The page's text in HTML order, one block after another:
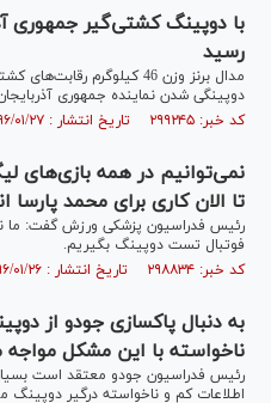
با دوپینگ کشتی‌گیر جمهوری
رسید
مدال برنز وزن 46 کیلوگرم
دوپینگی شدن نماینده جمهوری
کد خبر: ۲۹۹۲۴۵ تاریخ انتشار : ۱۳۹۶/۰۱/۲۷
نمی‌توانیم در همه بازی‌های
تا الان کاری برای محمد پارسا
رئیس فدراسیون پزشکی ورزش گفت: ما
فوتبال تست دوپینگ بگیریم.
کد خبر: ۲۹۸۸۳۴ تاریخ انتشار : ۱۳۹۶/۰۱/۲۶
به دنبال پاکسازی جودو از
ناخواسته با این مشکل
رئیس فدراسیون جودو معتقد است
اطلاعات کم و ناخواسته درگیر دوپینگ